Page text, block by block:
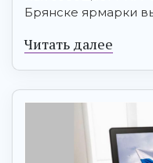
Брянске ярмарки
Читать далее